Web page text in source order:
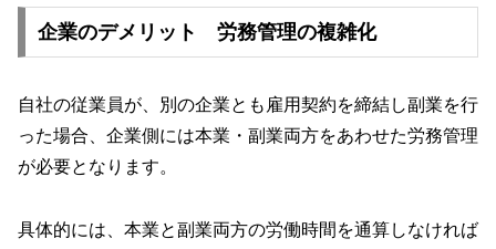
企業のデメリット 労務管理の複雑化
自社の従業員が、別の企業とも雇用契約を締結し副業を行
った場合、企業側には本業・副業両方をあわせた労務管理
が必要となります。
具体的には、本業と副業両方の労働時間を通算しなければ